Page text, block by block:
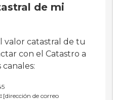
de mi
valor catastral de tu
con el Catastro a
[dirección de correo